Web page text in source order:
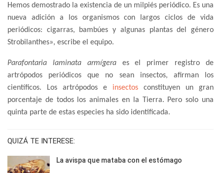
Hemos demostrado la existencia de un milpiés periódico. Es una
nueva adición a los organismos con largos ciclos de vida
periódicos: cigarras, bambúes y algunas plantas del género
Strobilanthes», escribe el equipo.
Parafontaria laminata armígeraes el primer registro de
artrópodos periódicos que no sean insectos, afirman los
científicos. Los artrópodos e insectos constituyen un gran
porcentaje de todos los animales en la Tierra. Pero solo una
quinta parte de estas especies ha sido identificada.
QUIZÁ TE INTERESE:
La avispa que mataba con el estómago